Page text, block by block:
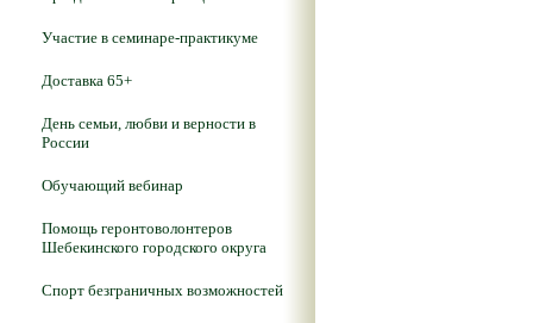
Участие в семинаре-практикуме
Доставка 65+
День семьи, любви и верности в
России
Обучающий вебинар
Помощь геронтоволонтеров
Шебекинского городского округа
Спорт безграничных возможностей